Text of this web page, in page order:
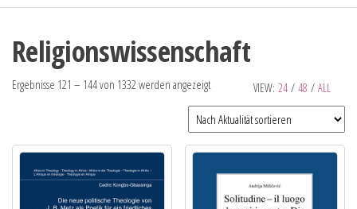
Religionswissenschaft
VIEW: 24 / 48 / ALL
Ergebnisse 121 – 144 von 1332 werden angezeigt